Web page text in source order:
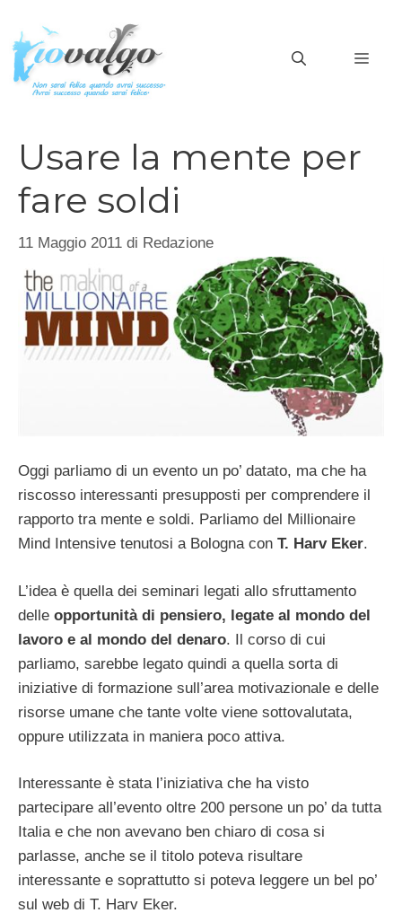
contenuto
Usare la mente per
fare soldi
11 Maggio 2011 di Redazione
Oggi parliamo di un evento un po’ datato, ma che ha
riscosso interessanti presupposti per comprendere il
rapporto tra mente e soldi. Parliamo del Millionaire
Mind Intensive tenutosi a Bologna con T. Harv Eker.
L’idea è quella dei seminari legati allo sfruttamento
delle opportunità di pensiero, legate al mondo del
lavoro e al mondo del denaro. Il corso di cui
parliamo, sarebbe legato quindi a quella sorta di
iniziative di formazione sull’area motivazionale e delle
risorse umane che tante volte viene sottovalutata,
oppure utilizzata in maniera poco attiva.
Interessante è stata l’iniziativa che ha visto
partecipare all’evento oltre 200 persone un po’ da tutta
Italia e che non avevano ben chiaro di cosa si
parlasse, anche se il titolo poteva risultare
interessante e soprattutto si poteva leggere un bel po’
sul web di T. Harv Eker.